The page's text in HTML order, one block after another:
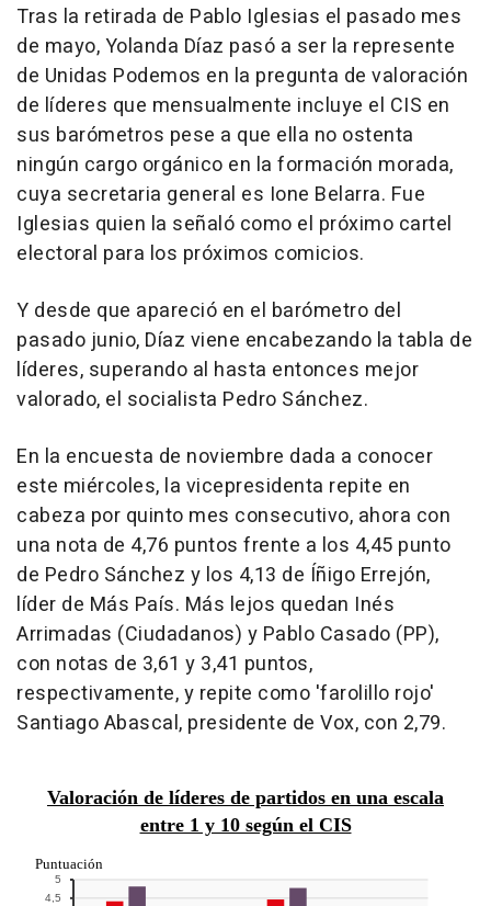
Tras la retirada de Pablo Iglesias el pasado mes
de mayo, Yolanda Díaz pasó a ser la represente
de Unidas Podemos en la pregunta de valoración
de líderes que mensualmente incluye el CIS en
sus barómetros pese a que ella no ostenta
ningún cargo orgánico en la formación morada,
cuya secretaria general es Ione Belarra. Fue
Iglesias quien la señaló como el próximo cartel
electoral para los próximos comicios.
Y desde que apareció en el barómetro del
pasado junio, Díaz viene encabezando la tabla de
líderes, superando al hasta entonces mejor
valorado, el socialista Pedro Sánchez.
En la encuesta de noviembre dada a conocer
este miércoles, la vicepresidenta repite en
cabeza por quinto mes consecutivo, ahora con
una nota de 4,76 puntos frente a los 4,45 punto
de Pedro Sánchez y los 4,13 de Íñigo Errejón,
líder de Más País. Más lejos quedan Inés
Arrimadas (Ciudadanos) y Pablo Casado (PP),
con notas de 3,61 y 3,41 puntos,
respectivamente, y repite como 'farolillo rojo'
Santiago Abascal, presidente de Vox, con 2,79.